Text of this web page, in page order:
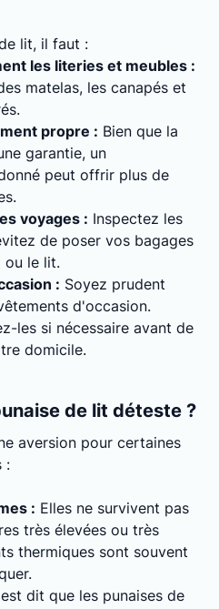
lit, il faut :
les literies et meubles :
matelas, les canapés et
propre : Bien que la
garantie, un
peut offrir plus de
voyages : Inspectez les
de poser vos bagages
ou le lit.
: Soyez prudent
d'occasion.
les si nécessaire avant de
domicile.
de lit déteste ?
aversion pour certaines
:
: Elles ne survivent pas
très élevées ou très
thermiques sont souvent
dit que les punaises de